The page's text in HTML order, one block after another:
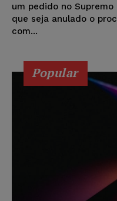
um pedido no
que seja anulado o
com...
Popular